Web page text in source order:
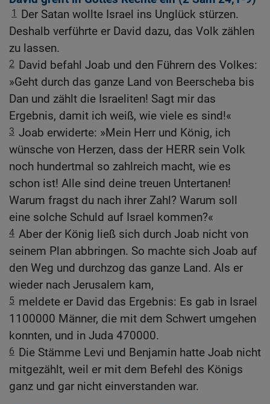
1
Der Satan wollte Israel ins Unglück stürzen.
Deshalb verführte er David dazu, das Volk zählen
zu lassen.
2 David befahl Joab und den Führern des Volkes:
»Geht durch das ganze Land von Beerscheba bis
Dan und zählt die Israeliten! Sagt mir das
Ergebnis, damit ich weiß, wie viele es sind!«
3 Joab erwiderte: »Mein Herr und König, ich
wünsche von Herzen, dass der HERR sein Volk
noch hundertmal so zahlreich macht, wie es
schon ist! Alle sind deine treuen Untertanen!
Warum fragst du nach ihrer Zahl? Warum soll
eine solche Schuld auf Israel kommen?«
4 Aber der König ließ sich durch Joab nicht von
seinem Plan abbringen. So machte sich Joab auf
den Weg und durchzog das ganze Land. Als er
wieder nach Jerusalem kam,
5 meldete er David das Ergebnis: Es gab in Israel
1100000 Männer, die mit dem Schwert umgehen
konnten, und in Juda 470000.
6 Die Stämme Levi und Benjamin hatte Joab nicht
mitgezählt, weil er mit dem Befehl des Königs
ganz und gar nicht einverstanden war.